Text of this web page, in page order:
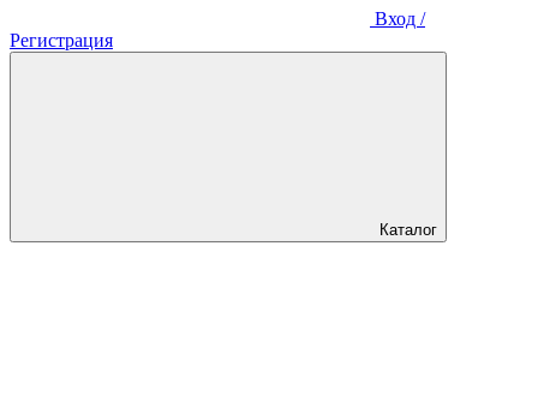
Вход /
Регистрация
Каталог